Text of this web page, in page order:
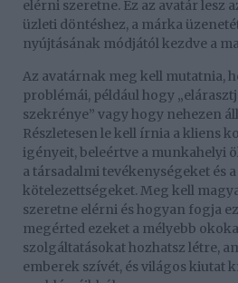
elérni szeretne. Ez az avatár lesz
üzleti döntéshez, a márka
nyújtásának módjától kezdve a
Az avatárnak meg kell mutatnia,
problémái, például hogy
szekrénye” vagy hogy nehezen
Részletesen le kell írnia a kliens
igényeit, beleértve a munkahelyi
a társadalmi tevékenységeket és
kötelezettségeket. Meg kell
szeretne elérni és hogyan fogja
megérted ezeket a mélyebb
szolgáltatásokat hozhatsz létre,
emberek szívét, és világos kiutat